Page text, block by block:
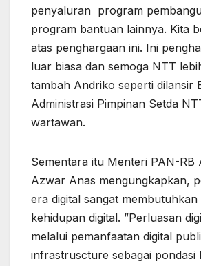
penyaluran program
program bantuan lainnya. Kita
atas penghargaan ini. Ini
luar biasa dan semoga NTT
tambah Andriko seperti dilansir
Administrasi Pimpinan Setda
wartawan.
Sementara itu Menteri PAN-RB
Azwar Anas mengungkapkan,
era digital sangat
kehidupan digital. ”Perluasan
melalui pemanfaatan digital
infrastruscture sebagai pondasi